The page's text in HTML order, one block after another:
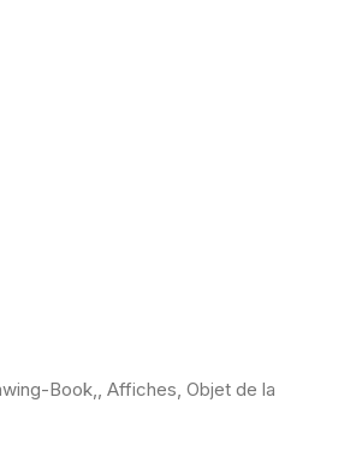
Book,, Affiches, Objet de la